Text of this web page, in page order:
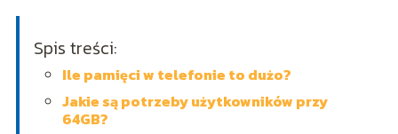
Spis treści:
Ile pamięci w telefonie to dużo?
Jakie są potrzeby użytkowników przy
64GB?